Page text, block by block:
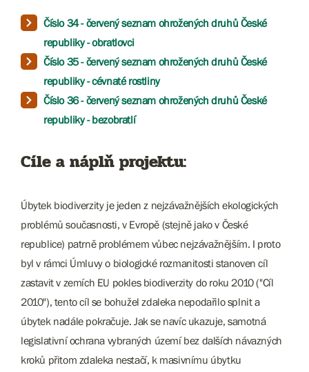
Číslo 34 - červený seznam ohrožených druhů České
republiky - obratlovci
Číslo 35 - červený seznam ohrožených druhů České
republiky - cévnaté rostliny
Číslo 36 - červený seznam ohrožených druhů České
republiky - bezobratlí
Cíle a náplň projektu:
Úbytek biodiverzity je jeden z nejzávažnějších ekologických
problémů současnosti, v Evropě (stejně jako v České
republice) patrně problémem vůbec nejzávažnějším. I proto
byl v rámci Úmluvy o biologické rozmanitosti stanoven cíl
zastavit v zemích EU pokles biodiverzity do roku 2010 ("Cíl
2010"), tento cíl se bohužel zdaleka nepodařilo splnit a
úbytek nadále pokračuje. Jak se navíc ukazuje, samotná
legislativní ochrana vybraných území bez dalších návazných
kroků přitom zdaleka nestačí, k masivnímu úbytku